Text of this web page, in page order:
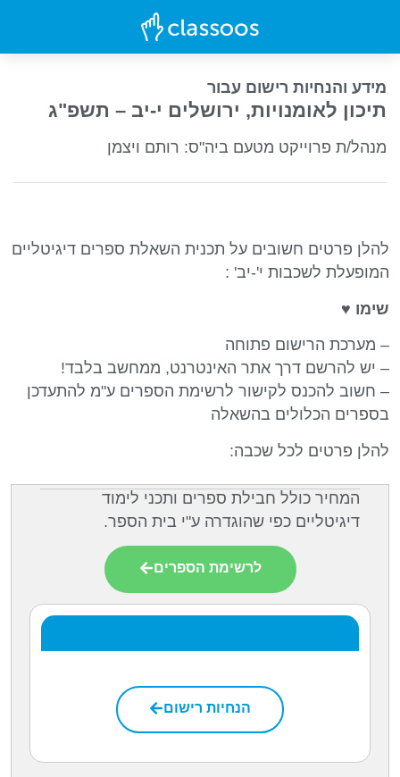
מידע והנחיות רישום עבור
תיכון לאומנויות, ירושלים י-יב – תשפ"ג
מנהל/ת פרוייקט מטעם ביה"ס: רותם ויצמן
להלן פרטים חשובים על תכנית השאלת ספרים דיגיטליים
המופעלת לשכבות י'-יב' :
שימו ♥
– מערכת הרישום פתוחה
– יש להרשם דרך אתר האינטרנט, ממחשב בלבד!
– חשוב להכנס לקישור לרשימת הספרים ע"מ להתעדכן
בספרים הכלולים בהשאלה
להלן פרטים לכל שכבה:
המחיר כולל חבילת ספרים ותכני לימוד
דיגיטליים כפי שהוגדרה ע"י בית הספר.
לרשימת הספרים
הנחיות רישום